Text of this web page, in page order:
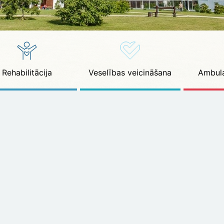
Rehabilitācija Veselības veicināšana